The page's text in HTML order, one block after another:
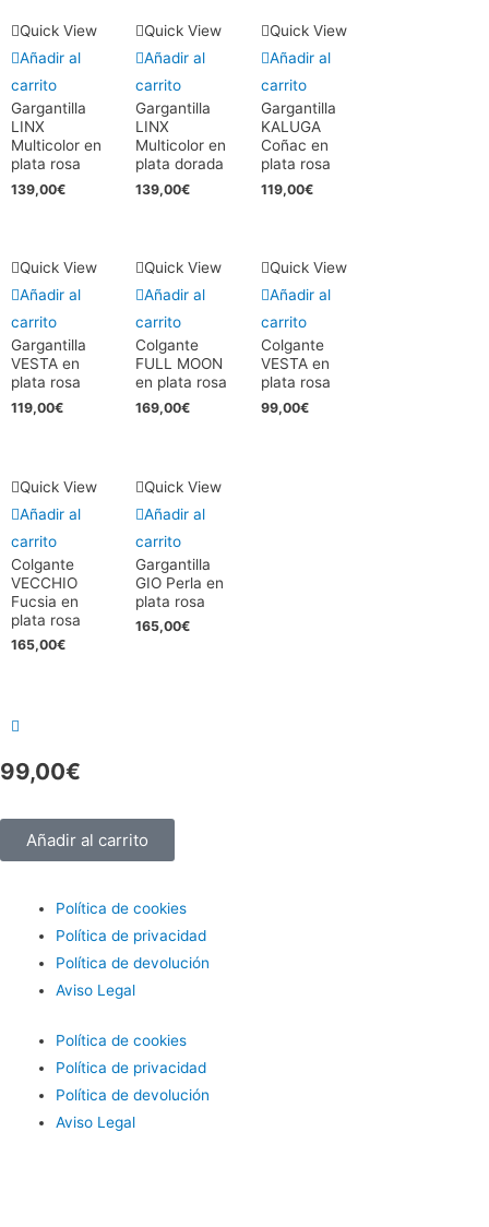
Quick View
Añadir al
carrito
Gargantilla
LINX
Multicolor en
plata rosa
139,00€
Quick View
Añadir al
carrito
Gargantilla
LINX
Multicolor en
plata dorada
139,00€
Quick View
Añadir al
carrito
Gargantilla
KALUGA
Coñac en
plata rosa
119,00€
Quick View
Añadir al
carrito
Gargantilla
VESTA en
plata rosa
119,00€
Quick View
Añadir al
carrito
Colgante
FULL MOON
en plata rosa
169,00€
Quick View
Añadir al
carrito
Colgante
VESTA en
plata rosa
99,00€
Quick View
Añadir al
carrito
Colgante
VECCHIO
Fucsia en
plata rosa
165,00€
Quick View
Añadir al
carrito
Gargantilla
GIO Perla en
plata rosa
165,00€
99,00€
Añadir al carrito
Política de cookies
Política de privacidad
Política de devolución
Aviso Legal
Política de cookies
Política de privacidad
Política de devolución
Aviso Legal